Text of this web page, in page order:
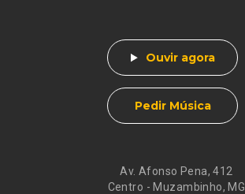
Av. Afonso Pena, 412
Centro - Muzambinho, MG
Ouvir agora
Pedir Música